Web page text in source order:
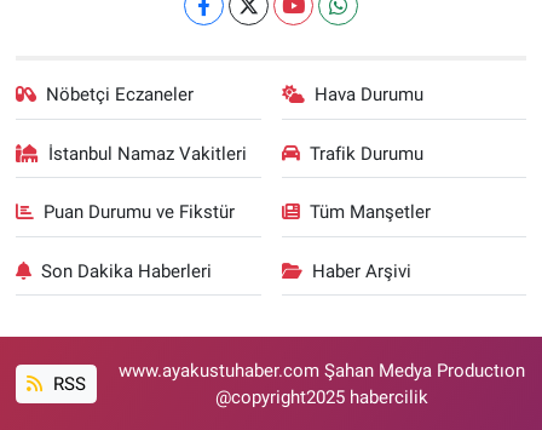
Nöbetçi Eczaneler Hava Durumu
İstanbul Namaz Vakitleri Trafik Durumu
Puan Durumu ve Fikstür Tüm Manşetler
Son Dakika Haberleri Haber Arşivi
RSS
www.ayakustuhaber.com Şahan Medya Productıon
@copyright2025 habercilik